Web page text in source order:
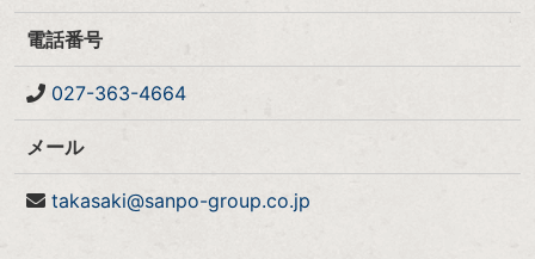
電話番号
027-363-4664
メール
takasaki@sanpo-group.co.jp